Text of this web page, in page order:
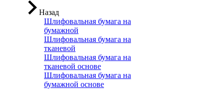
Назад
Шлифовальная бумага на
бумажной
Шлифовальная бумага на
тканевой
Шлифовальная бумага на
тканевой основе
Шлифовальная бумага на
бумажной основе